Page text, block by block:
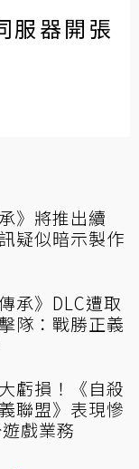
服器開張
》將推出續
疑似暗示製作
承》DLC遭取
隊：戰勝正義
虧損！《自殺
聯盟》表現慘
戲業務